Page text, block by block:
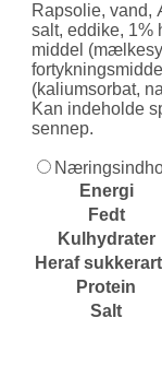
Rapsolie, vand,
salt, eddike, 1%
middel
(kaliumsorbat,
Kan indeholde
sennep.
Energi
Fedt
Kulhydrater
Heraf
Protein
Salt